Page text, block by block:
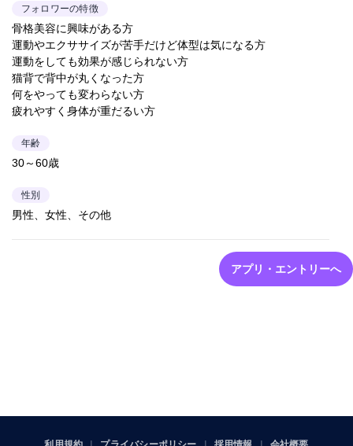
フォロワーの特徴
骨格美容に興味がある方
運動やエクササイズが苦手だけど体型は気になる方
運動をしても効果が感じられない方
猫背で背中が丸くなった方
何をやっても変わらない方
疲れやすく身体が重だるい方
年齢
30～60歳
性別
男性、女性、その他
アプリ・エントリーへ